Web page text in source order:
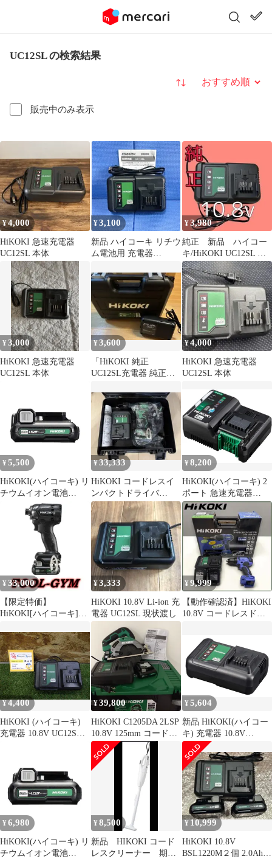
UC12SL の検索結果
販売中のみ表示
並び替え
¥4,000
HiKOKI 急速充電器
UC12SL 本体
¥3,100
新品 ハイコーキ リチウ
ム電池用 充電器
¥3,980
純正 新品 ハイコー
キ/HiKOKI UC12SL 充
電器 10.8V
¥3,000
HiKOKI 急速充電器
UC12SL 本体
¥3,600
「HiKOKI 純正
UC12SL充電器 純正ケ
¥4,000
HiKOKI 急速充電器
UC12SL 本体
¥ 5,500
HiKOKI(ハイコーキ) リ
チウムイオン電池
10.8V BSL1215 純製
品 新品セットばらし
¥33,333
HiKOKI コードレスイ
ンパクトドライバ
10.8V 本体 充電器 ケー
ス付
¥8,200
HiKOKI(ハイコーキ) 2
ポート 急速充電器
10.8V 14.4V 18V マルチ
ボルト蓄電池対応
UC18YDML
¥ 33,000
【限定特価】
HiKOKI[ハイコーキ]
インパクトドライバ
WH12DCA (2LSB）ブ
ラック ※ビット別売
¥3,333
HiKOKI 10.8V Li-ion 充
電器 UC12SL 現状渡し
¥9,999
【動作確認済】HiKOKI
10.8V コードレスドラ
¥4,400
HiKOKI (ハイコーキ)
充電器 10.8V UC12SL
¥39,800
HiKOKI C1205DA 2LSP
10.8V 125mm コードレ
ス丸ノコ セット品
¥5,604
新品 HiKOKI(ハイコー
キ) 充電器 10.8V
UC12SL
¥ 6,980
HiKOKI(ハイコーキ) リ
チウムイオン電池
¥8,500
新品 HIKOKI コード
レスクリーナー 期間
¥10,999
HiKOKI 10.8V
BSL1220M２個 2.0Ahと